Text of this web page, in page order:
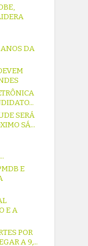
ANOS DA
SERÁ
SÁ...
E
E A
POR
A 9,...